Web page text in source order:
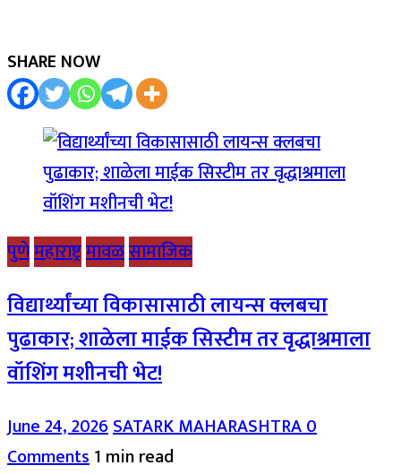
SHARE NOW
पुणेमहाराष्ट्रमावळसामाजिक
विद्यार्थ्यांच्या विकासासाठी लायन्स क्लबचा
पुढाकार; शाळेला माईक सिस्टीम तर वृद्धाश्रमाला
वॉशिंग मशीनची भेट!
June 24, 2026SATARK MAHARASHTRA0
Comments1 min read